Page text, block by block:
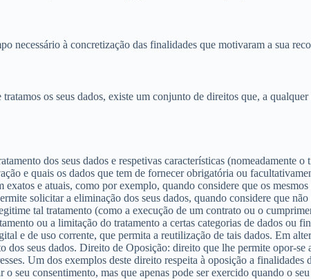
necessário à concretização das finalidades que motivaram a sua
os seus dados, existe um conjunto de direitos que, a
dos seus dados e respetivas características (nomeadamente
e quais os dados que tem de fornecer obrigatória ou
e atuais, como por exemplo, quando considere que os
solicitar a eliminação dos seus dados, quando considere que
tal tratamento (como a execução de um contrato ou o
ou a limitação do tratamento a certas categorias de dados ou
e de uso corrente, que permita a reutilização de tais dados. Em
dos seus dados. Direito de Oposição: direito que lhe permite opor-se
Um dos exemplos deste direito respeita à oposição a finalidades
consentimento, mas que apenas pode ser exercido quando o